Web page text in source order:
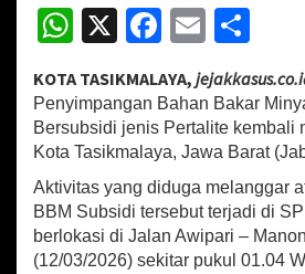
S
u
s
d
i
P
e
r
t
a
l
W
at
sA
p
p
X
Fa
b
o
o
k
E
m
ai
l
ar
e
KOTA TASIKMALAYA,
Penyimpangan Bahan Bakar
Bersubsidi jenis Pertalite kembali
Kota Tasikmalaya, Jawa Barat
Aktivitas yang diduga melanggar
BBM Subsidi tersebut terjadi di
berlokasi di Jalan Awipari –
(12/03/2026) sekitar pukul 01.04